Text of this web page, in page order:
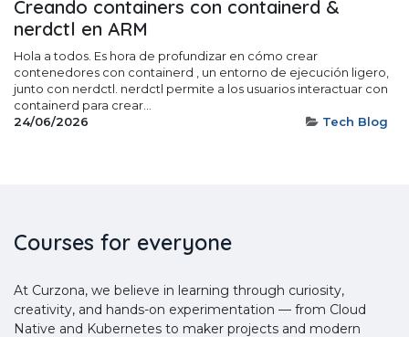
Creando containers con containerd &
nerdctl en ARM
Hola a todos. Es hora de profundizar en cómo crear
contenedores con containerd , un entorno de ejecución ligero,
junto con nerdctl. nerdctl permite a los usuarios interactuar con
containerd para crear...
24/06/2026
Tech Blog
Courses for everyone
At Curzona, we believe in learning through curiosity,
creativity, and hands-on experimentation — from Cloud
Native and Kubernetes to maker projects and modern